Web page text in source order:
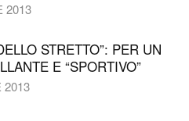
2013
STRETTO”: PER UN
E “SPORTIVO”
2013